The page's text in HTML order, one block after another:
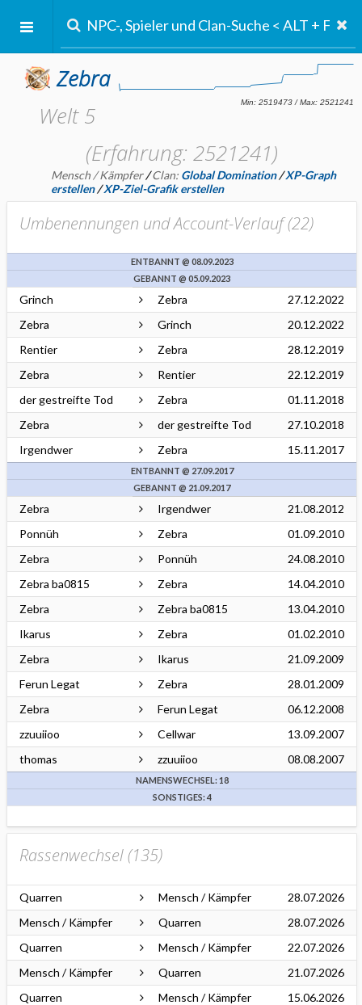
Zebra
Welt 5
(Erfahrung: 2521241)
Mensch / Kämpfer/Clan: Global Domination /XP-Graph
erstellen/XP-Ziel-Grafik erstellen
Umbenennungen und Account-Verlauf (22)
ENTBANNT @ 08.09.2023
GEBANNT @ 05.09.2023
Grinch Zebra
27.12.2022
Zebra
Grinch
20.12.2022
Rentier
Zebra
28.12.2019
Zebra
Rentier
22.12.2019
der gestreifte Tod
Zebra
01.11.2018
Zebra
der gestreifte Tod
27.10.2018
Irgendwer
Zebra 15.11.2017
ENTBANNT @ 27.09.2017
GEBANNT @ 21.09.2017
Zebra Irgendwer
21.08.2012
Ponnüh
Zebra
01.09.2010
Zebra
Ponnüh
24.08.2010
Zebra ba0815
Zebra
14.04.2010
Zebra
Zebra ba0815
13.04.2010
Ikarus
Zebra
01.02.2010
Zebra
Ikarus
21.09.2009
Ferun Legat
Zebra
28.01.2009
Zebra
Ferun Legat
06.12.2008
zzuuiioo
Cellwar
13.09.2007
thomas
zzuuiioo 08.08.2007
NAMENSWECHSEL: 18
SONSTIGES: 4
Rassenwechsel (135)
Quarren Mensch / Kämpfer
28.07.2026
Mensch / Kämpfer
Quarren
28.07.2026
Quarren
Mensch / Kämpfer
22.07.2026
Mensch / Kämpfer
Quarren
21.07.2026
Quarren
Mensch / Kämpfer
15.06.2026